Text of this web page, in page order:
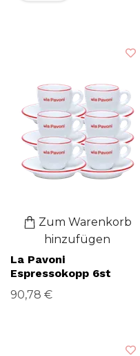
Zum Warenkorb
hinzufügen
La Pavoni
Espressokopp 6st
90,78 €